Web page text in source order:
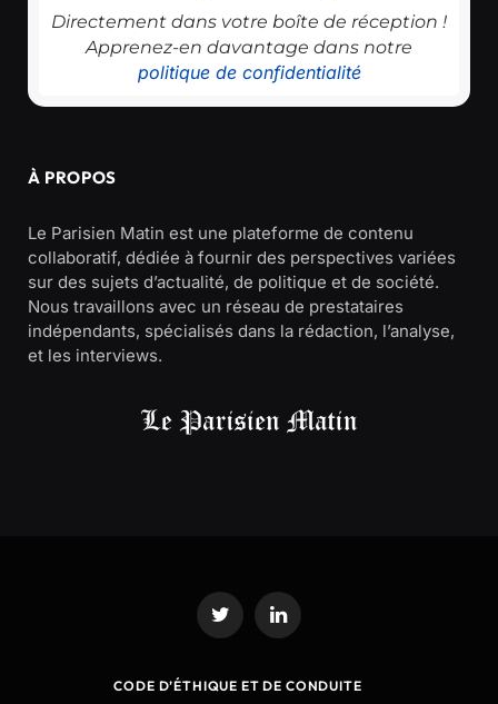
Directement dans votre boîte de réception !
Apprenez-en davantage dans notre
politique de confidentialité
À PROPOS
Le Parisien Matin est une plateforme de contenu
collaboratif, dédiée à fournir des perspectives variées
sur des sujets d’actualité, de politique et de société.
Nous travaillons avec un réseau de prestataires
indépendants, spécialisés dans la rédaction, l’analyse,
et les interviews.
Twitter LinkedIn
CODE D’ÉTHIQUE ET DE CONDUITE